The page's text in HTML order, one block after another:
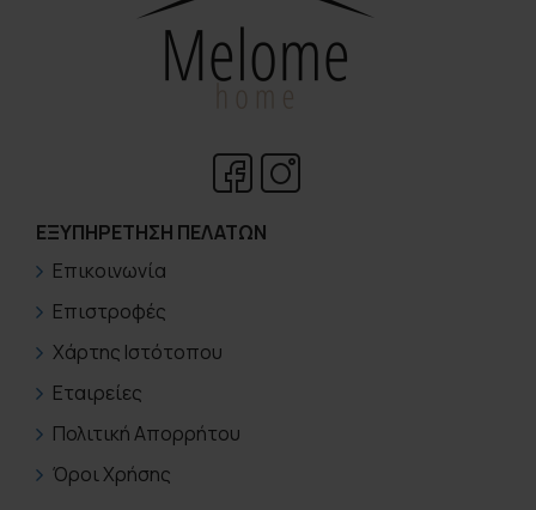
ΕΞΥΠΗΡΈΤΗΣΗ ΠΕΛΑΤΏΝ
Επικοινωνία
Επιστροφές
Χάρτης Ιστότοπου
Εταιρείες
Πολιτική Απορρήτου
Όροι Χρήσης